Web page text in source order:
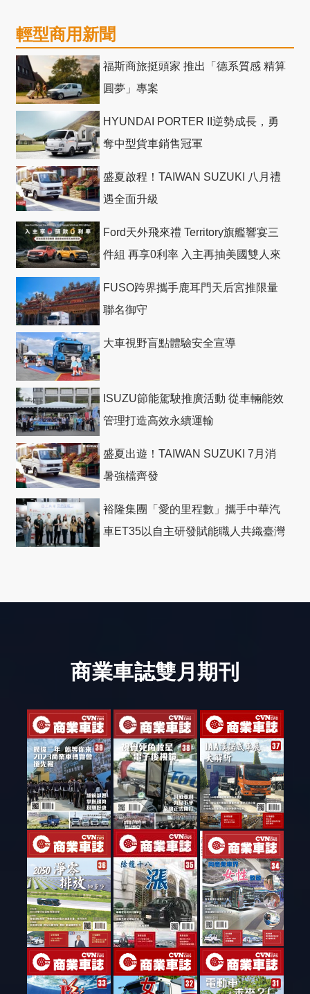
輕型商用新聞
福斯商旅挺頭家 推出「德系質感 精算
圓夢」專案
HYUNDAI PORTER II逆勢成長，勇
奪中型貨車銷售冠軍
盛夏啟程！TAIWAN SUZUKI 八月禮
遇全面升級
Ford天外飛來禮 Territory旗艦響宴三
件組 再享0利率 入主再抽美國雙人來
FUSO跨界攜手鹿耳門天后宮推限量
聯名御守
大車視野盲點體驗安全宣導
ISUZU節能駕駛推廣活動 從車輛能效
管理打造高效永續運輸
盛夏出遊！TAIWAN SUZUKI 7月消
暑強檔齊發
裕隆集團「愛的里程數」攜手中華汽
車ET35以自主研發賦能職人共織臺灣
商業車誌雙月期刊